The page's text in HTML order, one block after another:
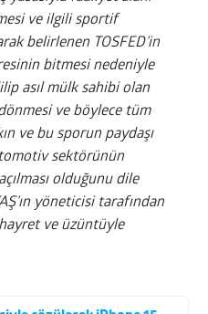
ve ilgili sportif
belirlenen TOSFED’in
bitmesi nedeniyle
asıl mülk sahibi olan
ve böylece tüm
ve bu sporun paydaşı
sektörünün
olduğunu dile
yöneticisi tarafından
ve üzüntüyle